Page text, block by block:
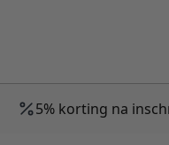
5% korting na